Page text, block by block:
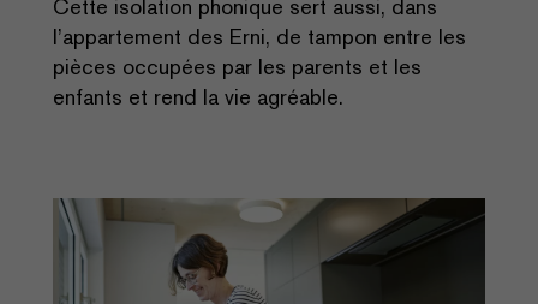
Cette isolation phonique sert aussi, dans
l’appartement des Erni, de tampon entre les
pièces occupées par les parents et les
enfants et rend la vie agréable.